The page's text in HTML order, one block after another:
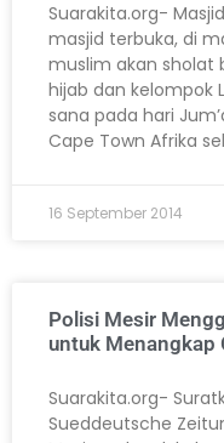
Suarakita.org-
masjid terbuka, di
muslim akan sholat
hijab dan kelompok
sana pada hari
Cape Town Afrika
16 September 2014
Polisi Mesir
untuk Menangkap
Suarakita.org-
Sueddeutsche